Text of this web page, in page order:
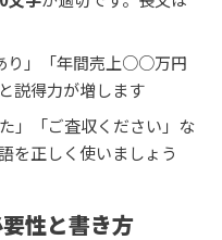
り」「年間売上○○万円
説得力が増します
」「ご査収ください」な
を正しく使いましょう
性と書き方